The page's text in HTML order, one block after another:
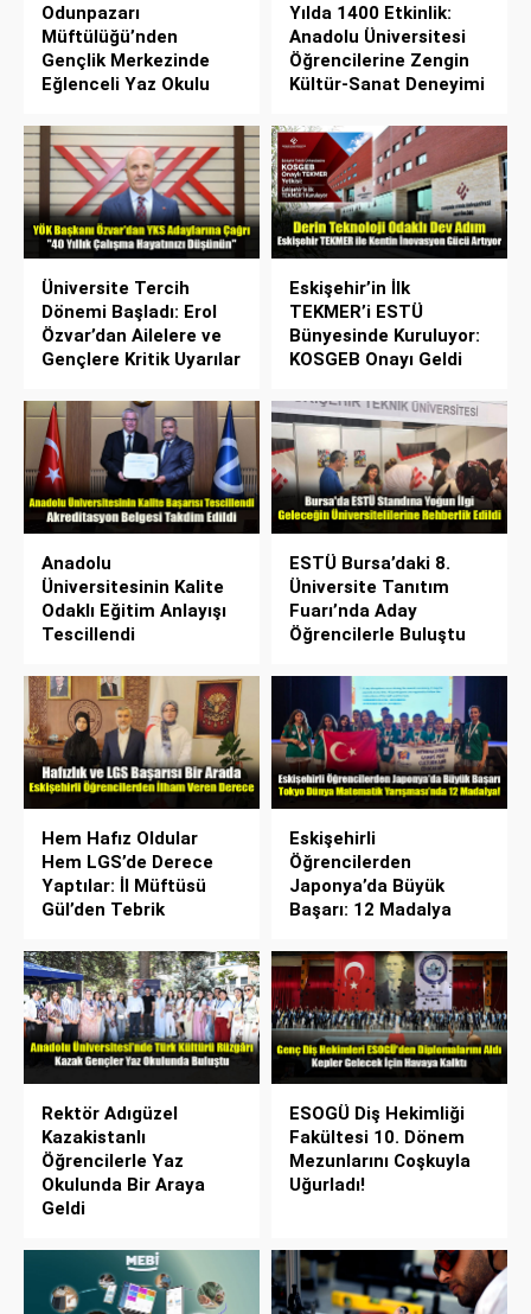
Odunpazarı
Müftülüğü’nden
Gençlik Merkezinde
Eğlenceli Yaz Okulu
Yılda 1400 Etkinlik:
Anadolu Üniversitesi
Öğrencilerine Zengin
Kültür-Sanat Deneyimi
Üniversite Tercih
Dönemi Başladı: Erol
Özvar’dan Ailelere ve
Gençlere Kritik Uyarılar
Eskişehir’in İlk
TEKMER’i ESTÜ
Bünyesinde Kuruluyor:
KOSGEB Onayı Geldi
Anadolu
Üniversitesinin Kalite
Odaklı Eğitim Anlayışı
Tescillendi
ESTÜ Bursa’daki 8.
Üniversite Tanıtım
Fuarı’nda Aday
Öğrencilerle Buluştu
Hem Hafız Oldular
Hem LGS’de Derece
Yaptılar: İl Müftüsü
Gül’den Tebrik
Eskişehirli
Öğrencilerden
Japonya’da Büyük
Başarı: 12 Madalya
Rektör Adıgüzel
Kazakistanlı
Öğrencilerle Yaz
Okulunda Bir Araya
Geldi
ESOGÜ Diş Hekimliği
Fakültesi 10. Dönem
Mezunlarını Coşkuyla
Uğurladı!